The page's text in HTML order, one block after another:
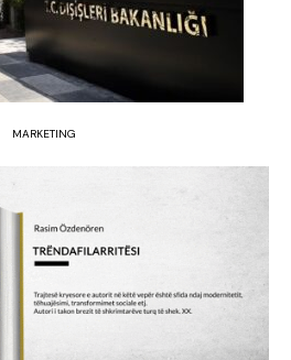
MARKETING